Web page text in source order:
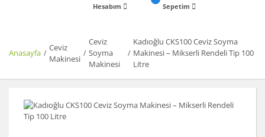
Hesabım Sepetim
Anasayfa
Ceviz
Makinesi
Ceviz
Soyma
Makinesi
Kadıoğlu CKS100 Ceviz Soyma
Makinesi – Mikserli Rendeli Tip 100
Litre